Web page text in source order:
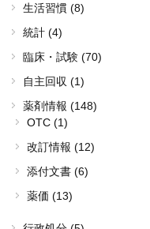
生活習慣 (8)
統計 (4)
臨床・試験 (70)
自主回収 (1)
薬剤情報 (148)
OTC (1)
改訂情報 (12)
添付文書 (6)
薬価 (13)